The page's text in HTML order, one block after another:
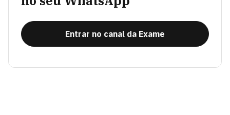
Entrar no canal da Exame